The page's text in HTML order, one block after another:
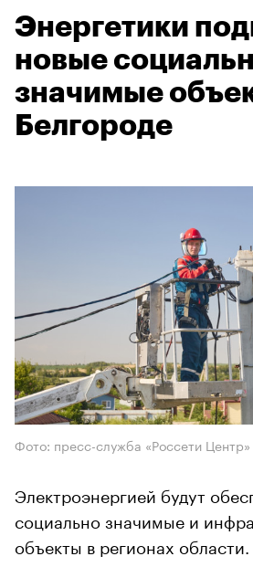
Энергетики
новые
значимые
Белгороде
Фото: пресс-служба «Россети
Электроэнергией будут
социально значимые и
объекты в регионах области.